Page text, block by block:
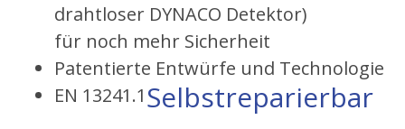
drahtloser DYNACO Detektor)
für noch mehr Sicherheit
Patentierte Entwürfe und Technologie
EN 13241.1Selbstreparierbar